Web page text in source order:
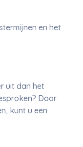
en het
uit dan het
Door
kunt u een